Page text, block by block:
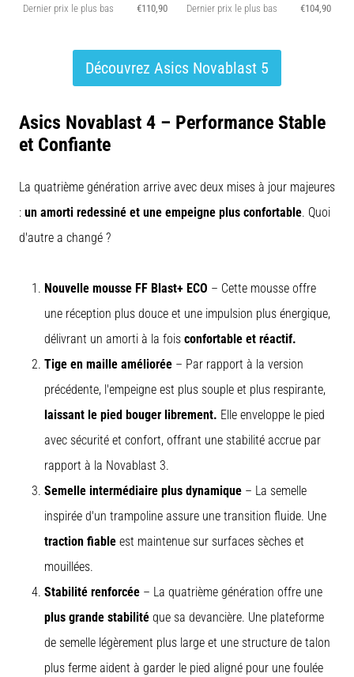
Dernier prix le plus bas €110,90 Dernier prix le plus bas €104,90
Découvrez Asics Novablast 5
Asics Novablast 4 – Performance Stable
et Confiante
La quatrième génération arrive avec deux mises à jour majeures
: un amorti redessiné et une empeigne plus confortable. Quoi
d'autre a changé ?
Nouvelle mousse FF Blast+ ECO – Cette mousse offre
une réception plus douce et une impulsion plus énergique,
délivrant un amorti à la fois confortable et réactif.
Tige en maille améliorée – Par rapport à la version
précédente, l'empeigne est plus souple et plus respirante,
laissant le pied bouger librement. Elle enveloppe le pied
avec sécurité et confort, offrant une stabilité accrue par
rapport à la Novablast 3.
Semelle intermédiaire plus dynamique – La semelle
inspirée d'un trampoline assure une transition fluide. Une
traction fiable est maintenue sur surfaces sèches et
mouillées.
Stabilité renforcée – La quatrième génération offre une
plus grande stabilité que sa devancière. Une plateforme
de semelle légèrement plus large et une structure de talon
plus ferme aident à garder le pied aligné pour une foulée